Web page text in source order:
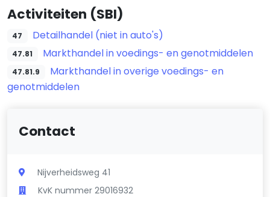
Activiteiten (SBI)
47 Detailhandel (niet in auto's)
47.81 Markthandel in voedings- en genotmiddelen
47.81.9
Markthandel in overige voedings- en
genotmiddelen
Contact
Nijverheidsweg 41
KvK nummer 29016932